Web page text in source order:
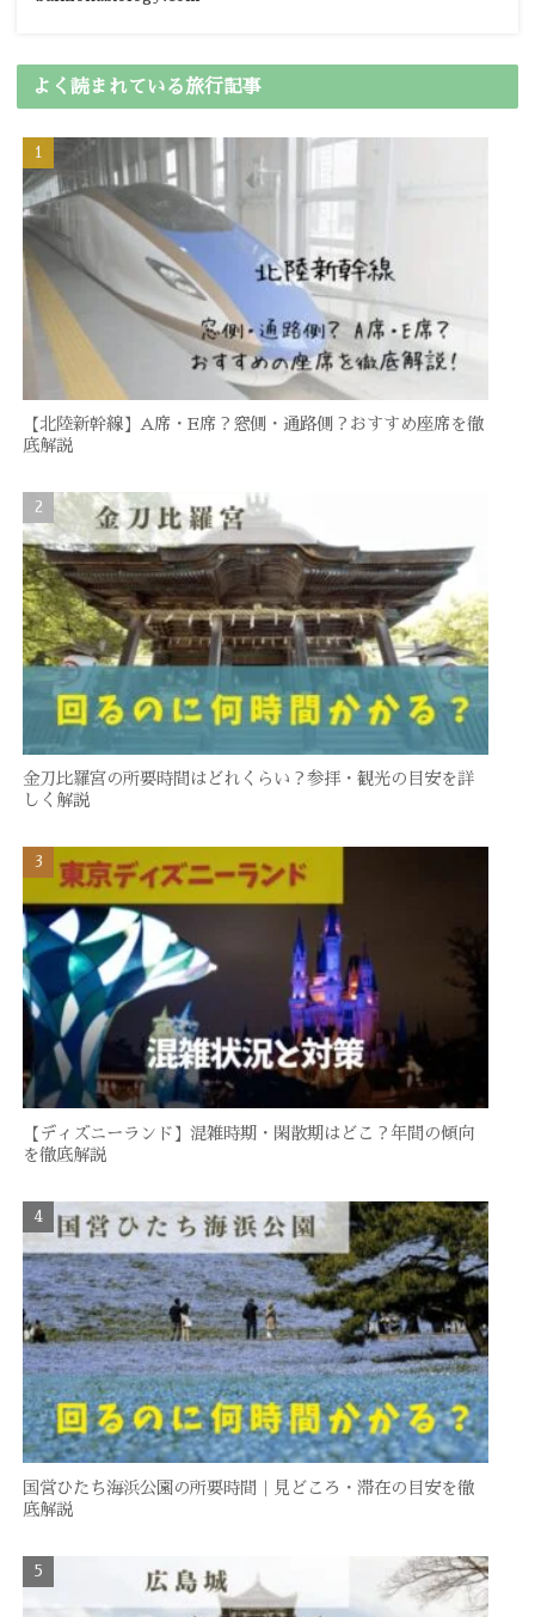
よく読まれている旅行記事
【北陸新幹線】A席・E席？窓側・通路側？おすすめ座席を徹
底解説
金刀比羅宮の所要時間はどれくらい？参拝・観光の目安を詳
しく解説
【ディズニーランド】混雑時期・閑散期はどこ？年間の傾向
を徹底解説
国営ひたち海浜公園の所要時間｜見どころ・滞在の目安を徹
底解説